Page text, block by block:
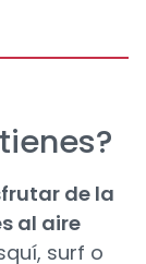
de la
al aire
surf o